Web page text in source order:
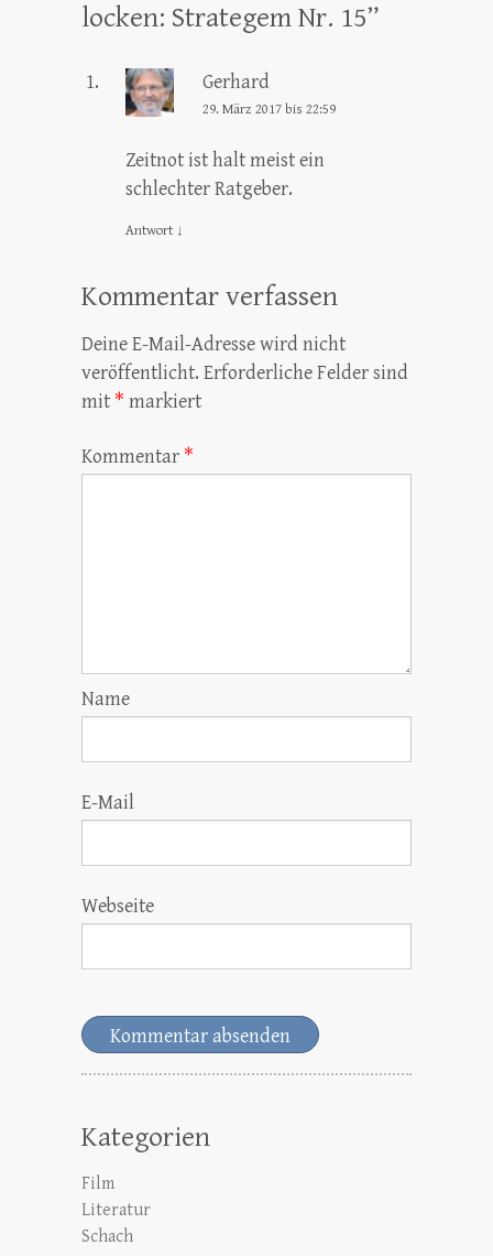
locken: Strategem Nr. 15”
Gerhard
29. März 2017 bis 22:59
Zeitnot ist halt meist ein
schlechter Ratgeber.
Antwort ↓
Kommentar verfassen
Deine E-Mail-Adresse wird nicht
veröffentlicht. Erforderliche Felder sind
mit * markiert
Kommentar *
Name
E-Mail
Webseite
Kategorien
Film
Literatur
Schach